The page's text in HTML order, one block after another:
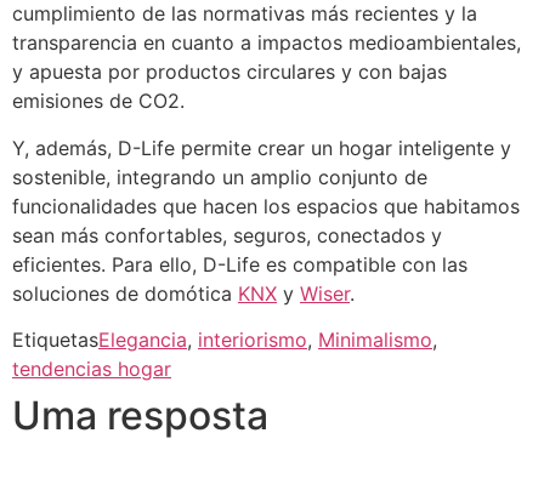
cumplimiento de las normativas más recientes y la
transparencia en cuanto a impactos medioambientales,
y apuesta por productos circulares y con bajas
emisiones de CO2.
Y, además, D-Life permite crear un hogar inteligente y
sostenible, integrando un amplio conjunto de
funcionalidades que hacen los espacios que habitamos
sean más confortables, seguros, conectados y
eficientes. Para ello, D-Life es compatible con las
soluciones de domótica KNX y Wiser.
EtiquetasElegancia, interiorismo, Minimalismo,
tendencias hogar
Uma resposta